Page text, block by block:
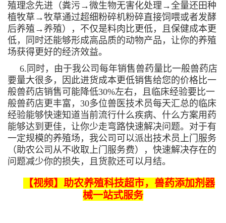
殖理念先进（粪污→微生物无害化处理→全量还田种
植牧草→牧草通过超细粉碎机粉碎直接饲喂或者发酵
后养殖→养殖），不仅是料肉比更低，且保健成本更
低，同时还能够形成高品质的动物产品，让你的养殖
场获得更好的经济效益。
6.同时，由于我公司每年销售兽药量比一般兽药店
要量大很多，因此进货成本更低销售给您的价格比一
般兽药店销售可能降低30%左右，且临床经验要比一
般兽药店更丰富，30多位兽医技术员每天汇总的临床
经验能够快速知道当前流行什么疾病、什么方案用药
能够达到更佳，让你少走弯路快速解决问题。对于有
一定规模的养殖场，我公司可以派出技术员上门服务
（助农公司从不收取上门服务费），快速解决存在的
问题减少你的损失，且货款还可以月结。
【视频】助农养殖科技超市，兽药添加剂器
械一站式服务